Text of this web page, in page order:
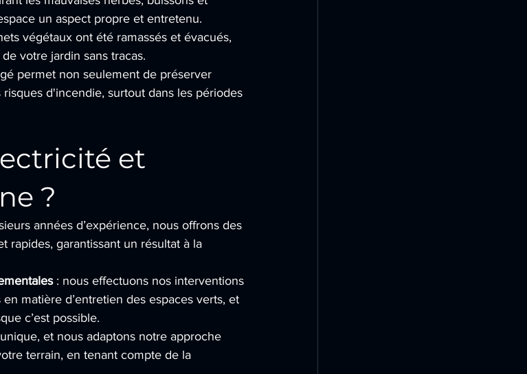
un aspect propre et entretenu.
végétaux ont été ramassés et évacués,
votre jardin sans tracas.
permet non seulement de préserver
d'incendie, surtout dans les périodes
et
?
années d’expérience, nous offrons des
rapides, garantissant un résultat à la
: nous effectuons nos interventions
matière d’entretien des espaces verts, et
c’est possible.
et nous adaptons notre approche
terrain, en tenant compte de la